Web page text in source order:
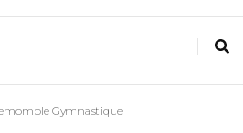
Gymnastique